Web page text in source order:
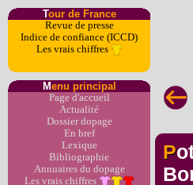
Tour de France
Revue de presse
Indice de confiance (ICCD)
Les vrais chiffres
Menu principal
Page d'accueil
Actualité
Dossier dopage
En bref
Lexique
Bibliographie
Annuaires du dopage
Les vrais chiffres
Pot belge: dix personnes mises en examen à